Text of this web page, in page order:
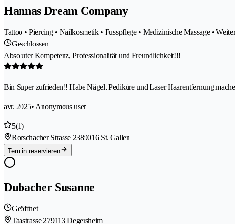
Hannas Dream Company
Tattoo • Piercing • Nailkosmetik • Fusspflege • Medizinische Massage •
Geschlossen
Absoluter Kompetenz, Professionalität und Freundlichkeit!!!
Bin Super zufrieden!! Habe Nägel, Pediküre und Laser Haarentfernung
avr. 2025• Anonymous user
5(1)
Rorschacher Strasse 2389016 St. Gallen
Termin reservieren
Dubacher Susanne
Geöffnet
Taastrasse 279113 Degersheim